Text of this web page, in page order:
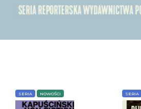
SERIA NOWOŚCI SERIA